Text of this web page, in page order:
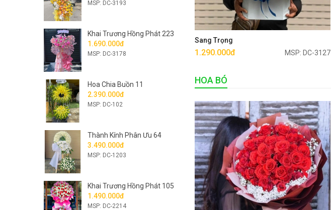
Sang Trọng
1.290.000đ MSP: DC-3127
Mua ngay
HOA BÓ
MSP: DC-3193
Khai Trương Hồng Phát 223
1.690.000đ
MSP: DC-3178
Hoa Chia Buồn 11
2.390.000đ
MSP: DC-102
Thành Kính Phân Ưu 64
3.490.000đ
MSP: DC-1203
Khai Trương Hồng Phát 105
1.490.000đ
MSP: DC-2214